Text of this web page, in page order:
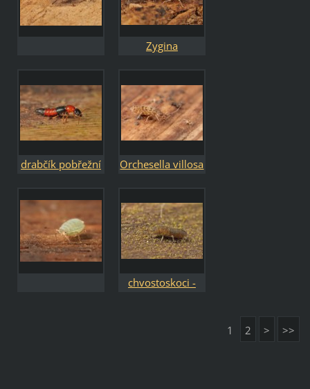
Zygina
drabčík pobřežní
riparius
Orchesella villosa
chvostoskoci -
1 2 > >>